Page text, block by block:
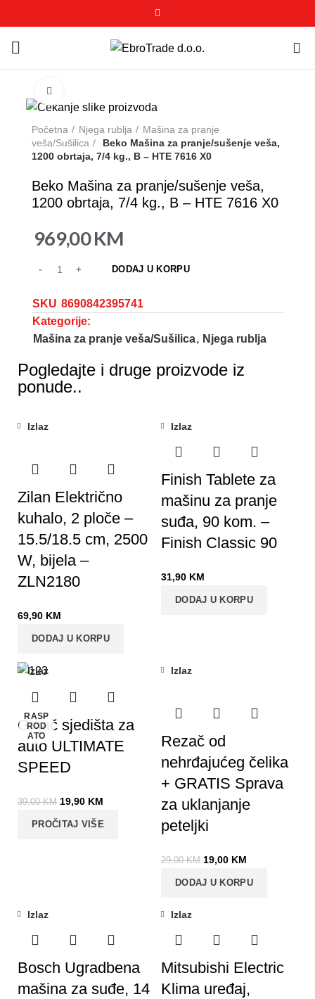
Početna Njega rublja
Mašina za pranje
veša/Sušilica
Beko Mašina za pranje/sušenje veša,
1200 obrtaja, 7/4 kg., B – HTE 7616 X0
Beko Mašina za pranje/sušenje veša,
1200 obrtaja, 7/4 kg., B – HTE 7616 X0
969,00KM
DODAJ U KORPU
SKU 8690842395741
Kategorije:
Mašina za pranje veša/Sušilica, Njega rublja
Pogledajte i druge proizvode iz
ponude..
Izlaz
Zilan Električno
kuhalo, 2 ploče –
15.5/18.5 cm, 2500
W, bijela –
ZLN2180
69,90 KM
DODAJ U KORPU
Izlaz
Finish Tablete za
mašinu za pranje
suđa, 90 kom. –
Finish Classic 90
31,90 KM
DODAJ U KORPU
RASP
ROD
ATO
Izlaz
Grijač sjedišta za
auto ULTIMATE
SPEED
39,00KM 19,90 KM
PROČITAJ VIŠE
Izlaz
Rezač od
nehrđajućeg čelika
+ GRATIS Sprava
za uklanjanje
peteljki
29,00KM 19,00 KM
DODAJ U KORPU
Izlaz
Bosch Ugradbena
mašina za suđe, 14
Izlaz
Mitsubishi Electric
Klima uređaj,